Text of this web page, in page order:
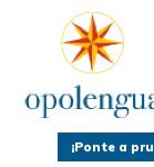
¡Ponte a